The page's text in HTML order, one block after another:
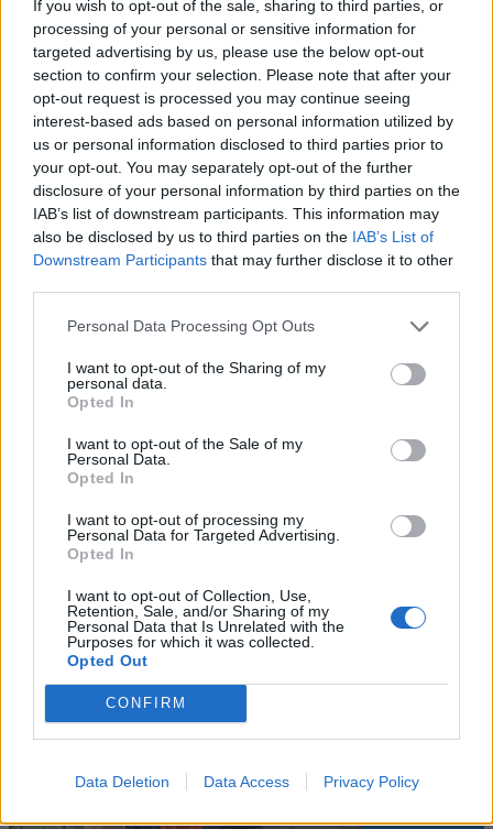
If you wish to opt-out of the sale, sharing to third parties, or
processing of your personal or sensitive information for
targeted advertising by us, please use the below opt-out
section to confirm your selection. Please note that after your
opt-out request is processed you may continue seeing
interest-based ads based on personal information utilized by
us or personal information disclosed to third parties prior to
your opt-out. You may separately opt-out of the further
disclosure of your personal information by third parties on the
IAB’s list of downstream participants. This information may
also be disclosed by us to third parties on the IAB’s List of
Downstream Participants that may further disclose it to other
Personal Data Processing Opt Outs
I want to opt-out of the Sharing of my
personal data.
Opted In
I want to opt-out of the Sale of my
Personal Data.
Opted In
I want to opt-out of processing my
Personal Data for Targeted Advertising.
Opted In
I want to opt-out of Collection, Use,
Retention, Sale, and/or Sharing of my
Personal Data that Is Unrelated with the
Purposes for which it was collected.
Opted Out
CONFIRM
Data Deletion Data Access Privacy Policy
Sommerpraten
– Finner roen på hytta
Abonnement
Nokon må sove dårleg om natta
Abonnement